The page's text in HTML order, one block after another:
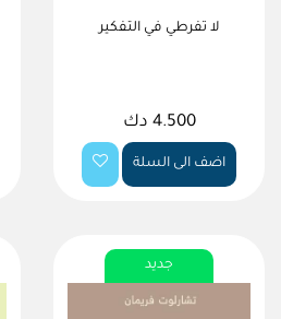
لا تفرطي في التفكير
4.500 دك
اضف الى السلة
جديد